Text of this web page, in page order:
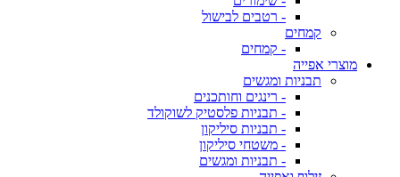
- רטבים לבישול
קמחים
- קמחים
מוצרי אפייה
תבניות ומגשים
- רינגים וחותכנים
- תבניות פלסטיק לשוקולד
- תבניות סיליקון
- משטחי סיליקון
- תבניות ומגשים